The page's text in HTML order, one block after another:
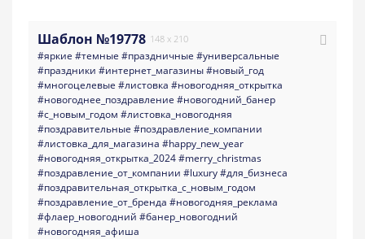
Шаблон №19778 148 x 210
#яркие #темные #праздничные #универсальные
#праздники #интернет_магазины#новый_год
#многоцелевые #листовка #новогодняя_открытка
#новогоднее_поздравление #новогодний_банер
#с_новым_годом #листовка_новогодняя
#поздравительные #поздравление_компании
#листовка_для_магазина #happy_new_year
#новогодняя_открытка_2024#merry_christmas
#поздравление_от_компании #luxury#для_бизнеса
#поздравительная_открытка_с_новым_годом
#поздравление_от_бренда #новогодняя_реклама
#флаер_новогодний #банер_новогодний
#новогодняя_афиша